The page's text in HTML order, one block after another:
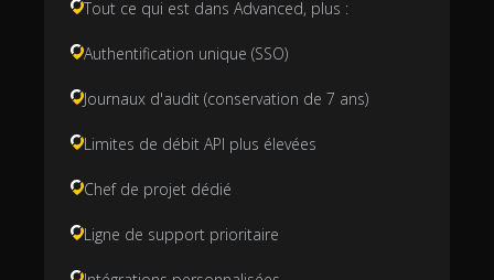
Tout ce qui est dans Advanced, plus :
Authentification unique (SSO)
Journaux d'audit (conservation de 7 ans)
Limites de débit API plus élevées
Chef de projet dédié
Ligne de support prioritaire